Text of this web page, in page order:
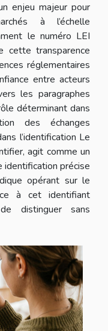
enjeu majeur pour
à l’échelle
le numéro LEI
cette transparence
réglementaires
entre acteurs
les paragraphes
déterminant dans
des échanges
l’identification Le
agit comme un
précise
opérant sur le
à cet identifiant
distinguer sans